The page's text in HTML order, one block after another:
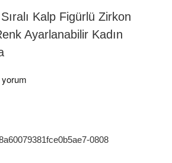
Kalp Figürlü Zirkon
Ayarlanabilir Kadın
0808